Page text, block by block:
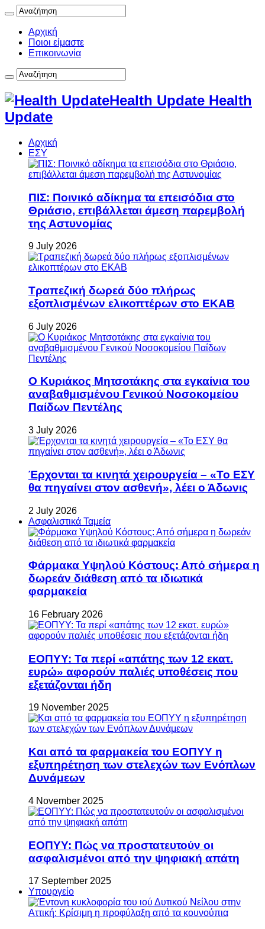
Αρχική
Ποιοι είμαστε
Επικοινωνία
Health Update Health
Update
Αρχική
ΕΣΥ
ΠΙΣ: Ποινικό αδίκημα τα επεισόδια στο
Θριάσιο, επιβάλλεται άμεση παρεμβολή
της Αστυνομίας
9 July 2026
Τραπεζική δωρεά δύο πλήρως
εξοπλισμένων ελικοπτέρων στο ΕΚΑΒ
6 July 2026
Ο Κυριάκος Μητσοτάκης στα εγκαίνια του
αναβαθμισμένου Γενικού Νοσοκομείου
Παίδων Πεντέλης
3 July 2026
Έρχονται τα κινητά χειρουργεία – «Το ΕΣΥ
θα πηγαίνει στον ασθενή», λέει ο Άδωνις
2 July 2026
Ασφαλιστικά Ταμεία
Φάρμακα Υψηλού Κόστους: Από σήμερα η
δωρεάν διάθεση από τα ιδιωτικά
φαρμακεία
16 February 2026
ΕΟΠΥΥ: Τα περί «απάτης των 12 εκατ.
ευρώ» αφορούν παλιές υποθέσεις που
εξετάζονται ήδη
19 November 2025
Και από τα φαρμακεία του ΕΟΠΥΥ η
εξυπηρέτηση των στελεχών των Ενόπλων
Δυνάμεων
4 November 2025
ΕΟΠΥΥ: Πώς να προστατευτούν οι
ασφαλισμένοι από την ψηφιακή απάτη
17 September 2025
Υπουργείο